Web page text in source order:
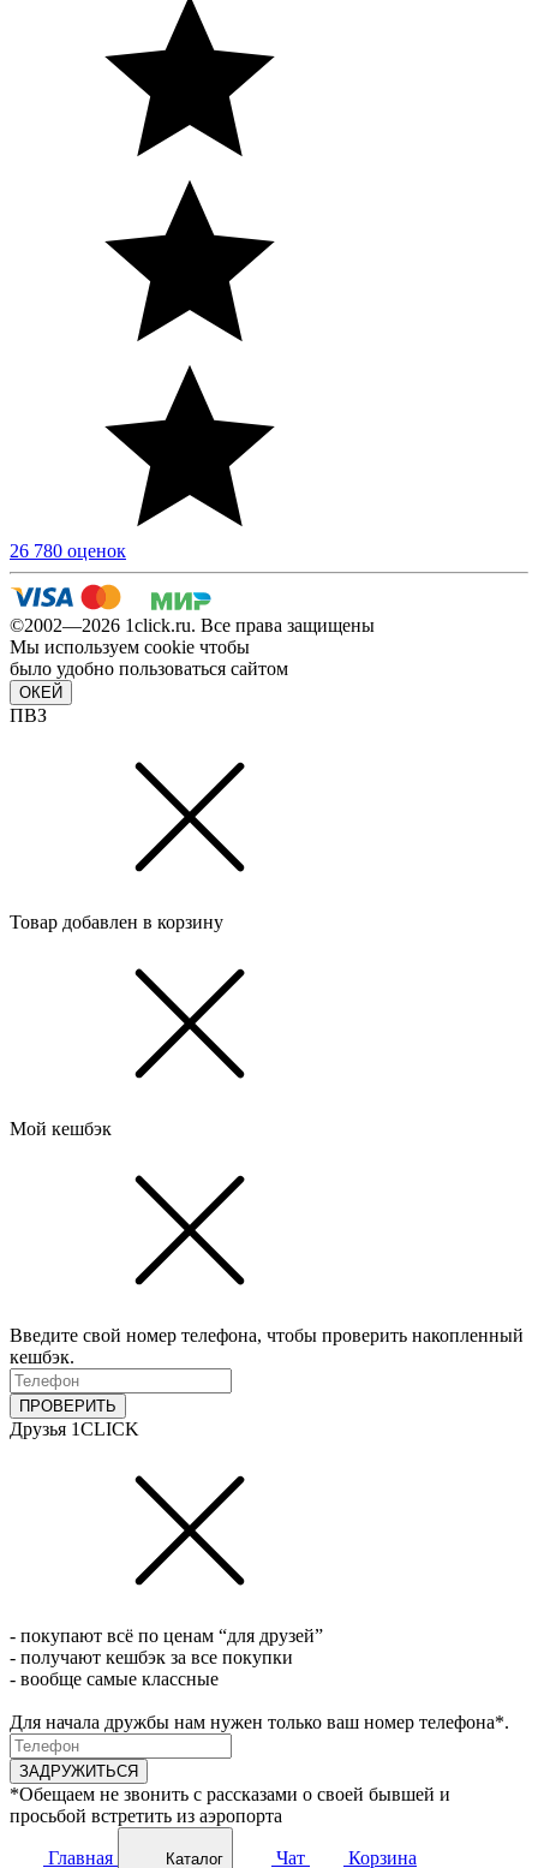
26 780 оценок
©2002—2026 1сlick.ru. Все права защищены
Мы используем cookie чтобы
было удобно пользоваться сайтом
ОКЕЙ
ПВЗ
Товар добавлен в корзину
Мой кешбэк
Введите свой номер телефона, чтобы проверить накопленный
кешбэк.
ПРОВЕРИТЬ
Друзья 1CLICK
- покупают всё по ценам “для друзей”
- получают кешбэк за все покупки
- вообще самые классные
Для начала дружбы нам нужен только ваш номер телефона*.
ЗАДРУЖИТЬСЯ
*Обещаем не звонить с рассказами о своей бывшей и
просьбой встретить из аэропорта
Главная Каталог Чат Корзина